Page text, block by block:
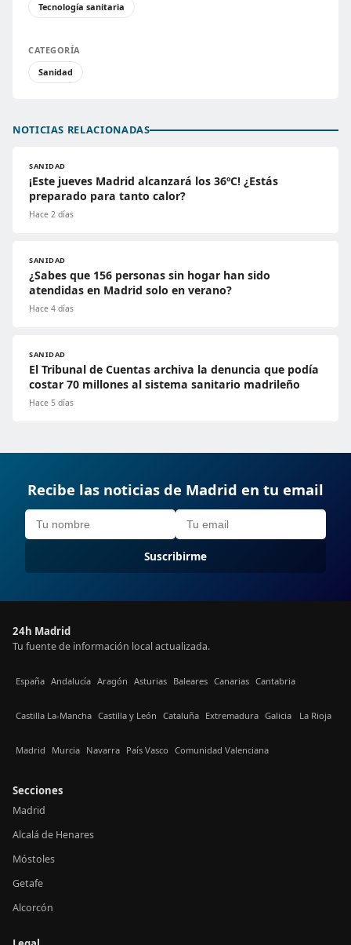
Tecnología sanitaria
CATEGORÍA
Sanidad
NOTICIAS RELACIONADAS
SANIDAD
¡Este jueves Madrid alcanzará los 36ºC! ¿Estás
preparado para tanto calor?
Hace 2 días
SANIDAD
¿Sabes que 156 personas sin hogar han sido
atendidas en Madrid solo en verano?
Hace 4 días
SANIDAD
El Tribunal de Cuentas archiva la denuncia que podía
costar 70 millones al sistema sanitario madrileño
Hace 5 días
Recibe las noticias de Madrid en tu email
Suscribirme
24h Madrid
Tu fuente de información local actualizada.
España Andalucía Aragón Asturias Baleares Canarias Cantabria
Castilla La-Mancha Castilla y León Cataluña Extremadura Galicia La Rioja
Madrid Murcia Navarra País Vasco Comunidad Valenciana
Secciones
Madrid
Alcalá de Henares
Móstoles
Getafe
Alcorcón